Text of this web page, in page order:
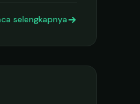
selengkapnya